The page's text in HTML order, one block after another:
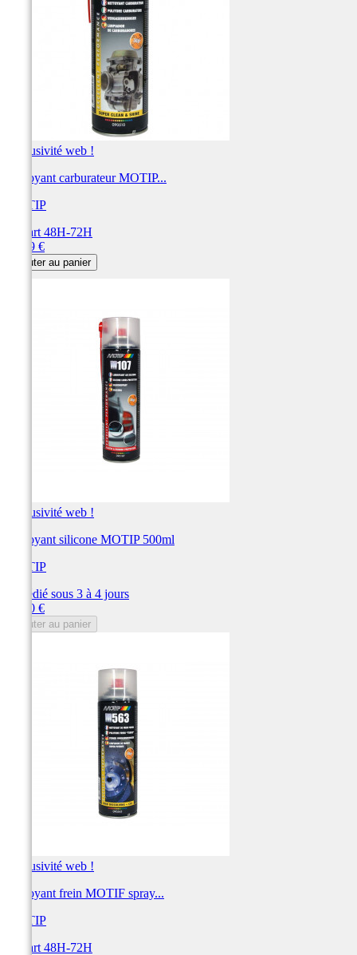
Exclusivité web !
Nettoyant carburateur MOTIP...
MOTIP
Départ 48H-72H
12,19 €
Ajouter au panier
Exclusivité web !
Nettoyant silicone MOTIP 500ml
MOTIP
Expédié sous 3 à 4 jours
11,40 €
Ajouter au panier
Exclusivité web !
Nettoyant frein MOTIF spray...
MOTIP
Départ 48H-72H